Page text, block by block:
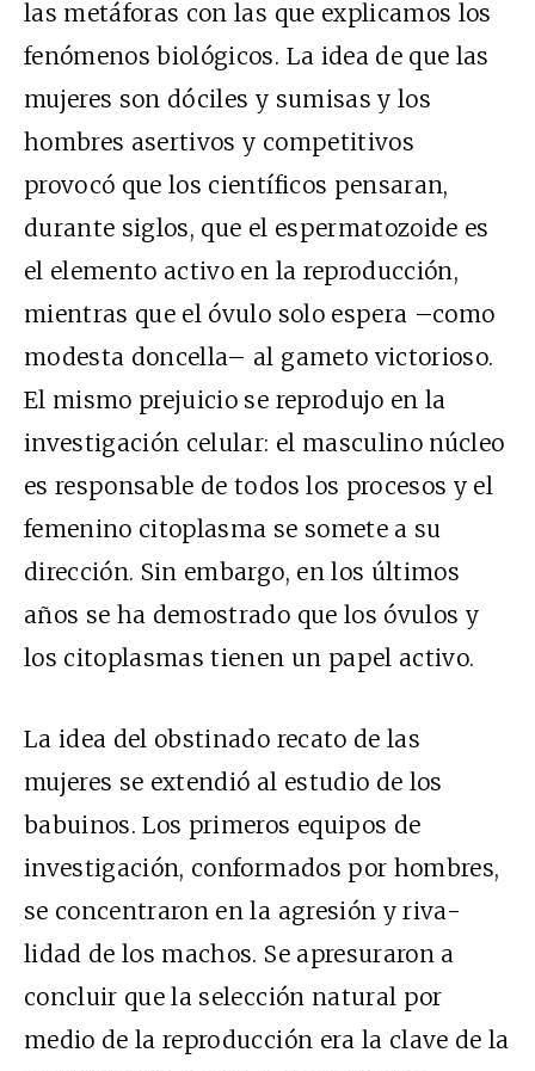
las metáforas con las que explicamos los
fenómenos biológicos. La idea de que las
mujeres son dóciles y sumisas y los
hombres asertivos y competitivos
provocó que los científicos pensaran,
durante siglos, que el espermatozoide es
el elemento activo en la reproducción,
mientras que el óvulo solo espera –como
modesta doncella– al gameto victorioso.
El mismo prejuicio se reprodujo en la
investigación celular: el masculino núcleo
es responsable de todos los procesos y el
femenino citoplasma se somete a su
dirección. Sin embargo, en los últimos
años se ha demostrado que los óvulos y
los citoplasmas tienen un papel activo.
La idea del obstinado recato de las
mujeres se extendió al estudio de los
babuinos. Los primeros equipos de
investigación, conformados por hombres,
se concentraron en la agresión y riva-
lidad de los machos. Se apresuraron a
concluir que la selección natural por
medio de la reproducción era la clave de la